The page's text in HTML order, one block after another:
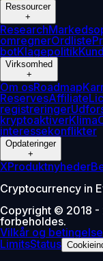
Ressourcer
+
Research
omregnerOrdliste
botKlagepolitik
Virksomhed
+
Om osRoadmap
ReservesAffiliate
registreringer
kryptoaktiverKlima
interessekonflikter
Opdateringer
+
XProduktnyheder
Cryptocurrency in
Copyright © 2018
forbeholdes.
Vilkår og
LimitsStatus